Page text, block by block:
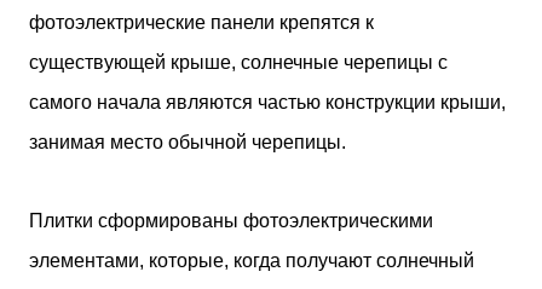
принципов биоразнообразия и социальной
победой в городском конкурсе 2021 года и
получением престижной награды «Серебряная
застройщиков Окситании в 2024 году. Концепция
стремились объединить память о военном
прошлом участка с принц...
фотоэлектрические панели крепятся к
существующей крыше, солнечные черепицы с
самого начала являются частью конструкции крыши,
занимая место обычной черепицы.
Плитки сформированы фотоэлектрическими
элементами, которые, когда получают солнечный